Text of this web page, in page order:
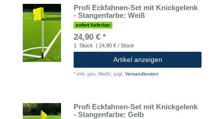
Profi Eckfahnen-Set mit Knickgelenk
- Stangenfarbe: Weiß
sofort lieferbar
24,90 € *
1 Stück | 24,90 € / Stück
Artikel anzeigen
* inkl. ges. MwSt. zzgl. Versandkosten
Profi Eckfahnen-Set mit Knickgelenk
- Stangenfarbe: Gelb